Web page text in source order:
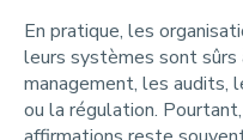
En pratique, les
leurs systèmes sont
management, les audits,
ou la régulation.